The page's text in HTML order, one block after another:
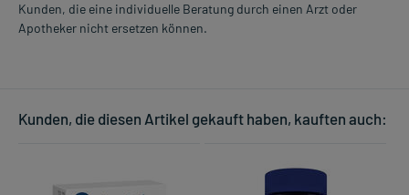
Kunden, die eine individuelle Beratung durch einen Arzt oder
Apotheker nicht ersetzen können.
Kunden, die diesen Artikel gekauft haben, kauften auch: